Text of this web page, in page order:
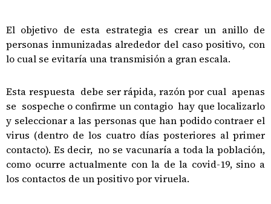
El objetivo de esta estrategia es crear un anillo de
personas inmunizadas alrededor del caso positivo, con
lo cual se evitaría una transmisión a gran escala.
Esta respuesta debe ser rápida, razón por cual apenas
se sospeche o confirme un contagio hay que localizarlo
y seleccionar a las personas que han podido contraer el
virus (dentro de los cuatro días posteriores al primer
contacto). Es decir, no se vacunaría a toda la población,
como ocurre actualmente con la de la covid-19, sino a
los contactos de un positivo por viruela.